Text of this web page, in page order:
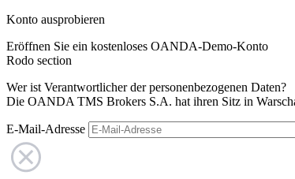
Konto ausprobieren
Eröffnen Sie ein kostenloses OANDA-Demo-Konto
Rodo section
Wer ist Verantwortlicher der personenbezogenen Daten?
Die OANDA TMS Brokers S.A. hat ihren Sitz in
E-Mail-Adresse